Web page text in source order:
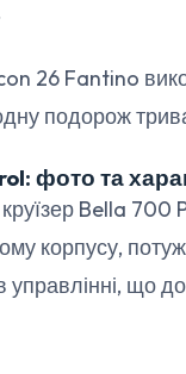
26 Fantino
подорож
фото та
Bella 700
корпусу,
управлінні, що